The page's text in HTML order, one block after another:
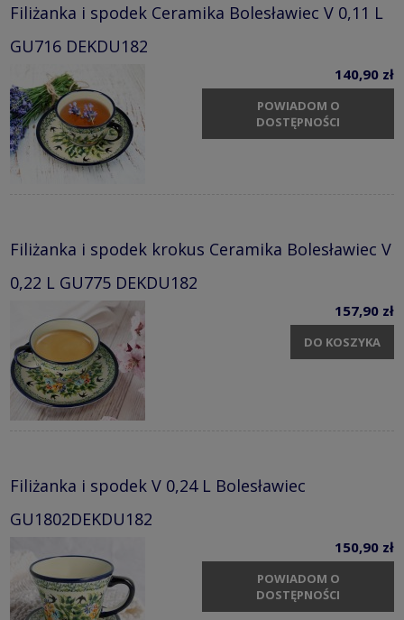
Filiżanka i spodek Ceramika Bolesławiec V 0,11 L
GU716 DEKDU182
140,90 zł
POWIADOM O
DOSTĘPNOŚCI
Filiżanka i spodek krokus Ceramika Bolesławiec V
0,22 L GU775 DEKDU182
157,90 zł
DO KOSZYKA
Filiżanka i spodek V 0,24 L Bolesławiec
GU1802DEKDU182
150,90 zł
POWIADOM O
DOSTĘPNOŚCI